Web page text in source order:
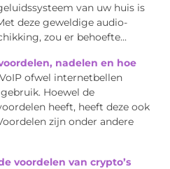
van uw huis is
deze geweldige audio-
zou er behoefte...
nadelen en hoe
ofwel internetbellen
Hoewel de
heeft, heeft deze ook
zijn onder andere
voordelen van crypto’s